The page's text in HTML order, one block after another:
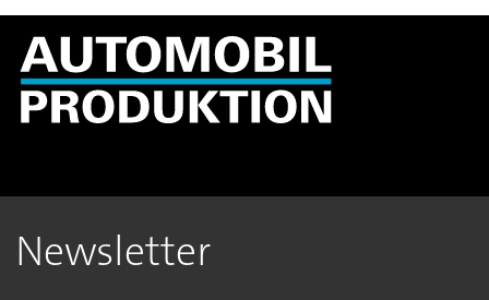
Newsletter